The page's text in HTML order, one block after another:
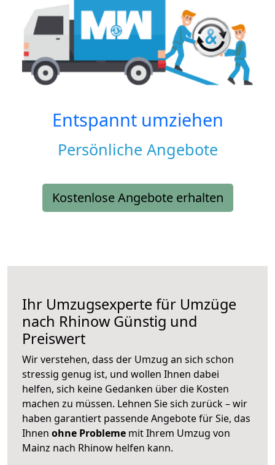
Entspannt umziehen
Persönliche Angebote
Kostenlose Angebote erhalten
Ihr Umzugsexperte für Umzüge
nach Rhinow Günstig und
Preiswert
Wir verstehen, dass der Umzug an sich schon
stressig genug ist, und wollen Ihnen dabei
helfen, sich keine Gedanken über die Kosten
machen zu müssen. Lehnen Sie sich zurück – wir
haben garantiert passende Angebote für Sie, das
Ihnen ohne Probleme mit Ihrem Umzug von
Mainz nach Rhinow helfen kann.